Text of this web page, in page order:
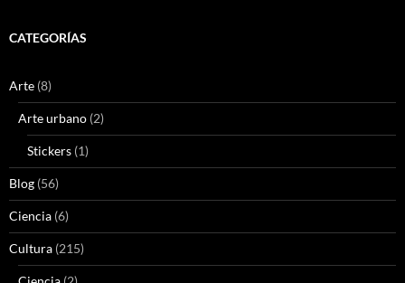
CATEGORÍAS
Arte (8)
Arte urbano (2)
Stickers (1)
Blog (56)
Ciencia (6)
Cultura (215)